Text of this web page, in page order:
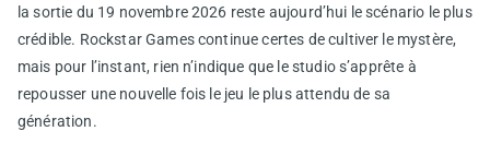
la sortie du 19 novembre 2026 reste aujourd’hui le scénario le plus
crédible. Rockstar Games continue certes de cultiver le mystère,
mais pour l’instant, rien n’indique que le studio s’apprête à
repousser une nouvelle fois le jeu le plus attendu de sa
génération.